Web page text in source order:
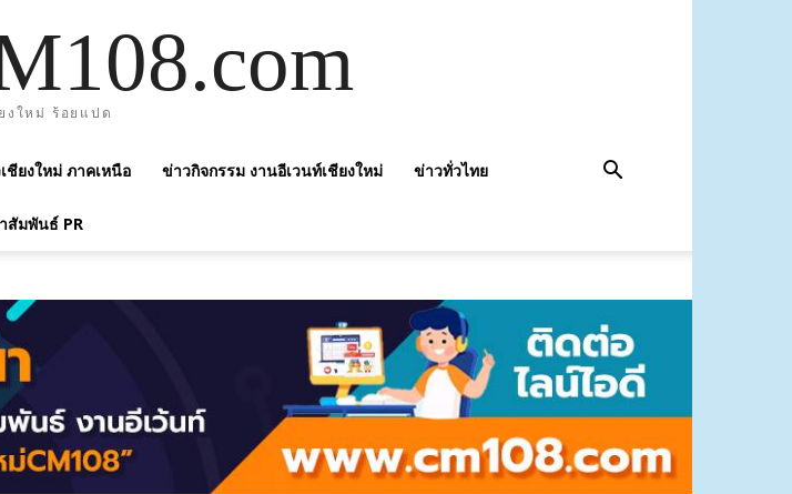
งใหม่ ร้อยแปด
ชียงใหม่ ภาคเหนือ ข่าวกิจกรรม งานอีเวนท์เชียงใหม่ ข่าวทั่วไทย
สัมพันธ์ PR